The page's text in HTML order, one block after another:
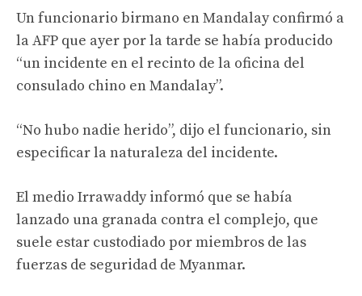
Un funcionario birmano en Mandalay confirmó a
la AFP que ayer por la tarde se había producido
“un incidente en el recinto de la oficina del
consulado chino en Mandalay”.
“No hubo nadie herido”, dijo el funcionario, sin
especificar la naturaleza del incidente.
El medio Irrawaddy informó que se había
lanzado una granada contra el complejo, que
suele estar custodiado por miembros de las
fuerzas de seguridad de Myanmar.